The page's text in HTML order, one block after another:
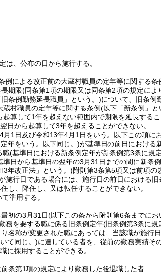
は、公布の日から施行する。
例による改正前の大蔵村職員の定年等に関する条
期限(同条第1項の期限又は同条第2項の規定によ
条例勤務延長職員」という。)について、旧条例
村職員の定年等に関する条例(以下「新条例」と
算して1年を超えない範囲内で期限を延長するこ
日から起算して3年を超えることができない。
1日及び令和13年4月1日をいう。以下この項に
年をいう。以下同じ。)が基準日の前日における
職(基準日における新条例定年が新条例第3条に規
日から基準日の翌年の3月31日までの間に新条
3年改正法」という。)附則第3条第5項又は前項の
施行日である場合には、施行日の前日における
し、降任し、又は転任することができない。
準用する。
初の3月31日(以下この条から附則第6条までに
務を要する職に係る旧条例定年(旧条例第3条に規
名称が変更された職にあっては、当該職が施行
て同じ。)に達している者を、従前の勤務実績そ
に採用することができる。
条第1項の規定により勤務した後退職した者